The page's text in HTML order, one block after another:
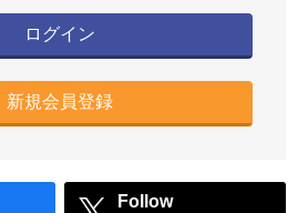
ログイン
新規会員登録
Follow